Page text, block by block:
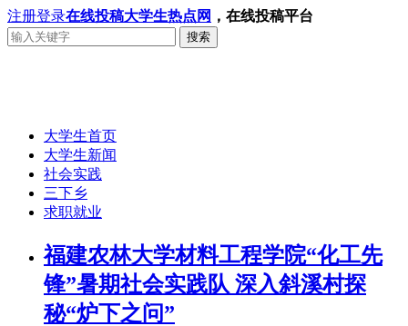
注册登录在线投稿大学生热点网 ，在线投稿平台
搜索
大学生首页
大学生新闻
社会实践
三下乡
求职就业
福建农林大学材料工程学院“化工先
锋”暑期社会实践队 深入斜溪村探
秘“炉下之问”